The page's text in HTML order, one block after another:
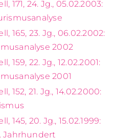
171, 24. Jg., 05.02.2003:
165, 23. Jg., 06.02.2002:
2002
159, 22. Jg., 12.02.2001:
2001
152, 21. Jg., 14.02.2000:
145, 20. Jg., 15.02.1999:
Jahrhundert